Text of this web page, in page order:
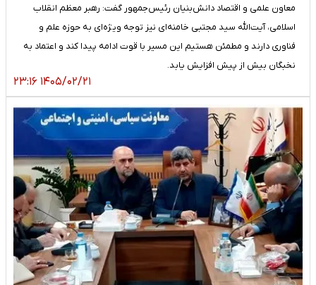
​معاون علمی و اقتصاد دانش‌بنیان رئیس‌جمهور گفت: رهبر معظم انقلاب
اسلامی، آیت‌الله سید مجتبی خامنه‌ای نیز توجه ویژه‌ای به حوزه علم و
فناوری دارند و مطمئن هستیم این مسیر با قوت ادامه پیدا کند و اعتماد به
نخبگان بیش از پیش افزایش یابد.
۱۴۰۵/۰۲/۲۱ ۲۳:۱۶